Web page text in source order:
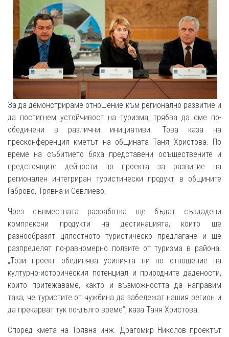
За да демонстрираме отношение към регионално развитие и
да постигнем устойчивост на туризма, трябва да сме по-
обединени в различни инициативи. Това каза на
пресконференция кметът на общината Таня Христова. По
време на събитието бяха представени осъществените и
предстоящите дейности по проекта за развитие на
регионален интегриран туристически продукт в общините
Габрово, Трявна и Севлиево.
Чрез съвместната разработка ще бъдат създадени
комплексни продукти на дестинацията, които ще
разнообразят цялостното туристическо предлагане и ще
разпределят по-равномерно ползите от туризма в района.
„Този проект обединява усилията ни по отношение на
културно-историческия потенциал и природните дадености,
които притежаваме, както и възможността да направим
така, че туристите от чужбина да забележат нашия регион и
да прекарват тук по-дълго време”, каза Таня Христова.
Според кмета на Трявна инж. Драгомир Николов проектът